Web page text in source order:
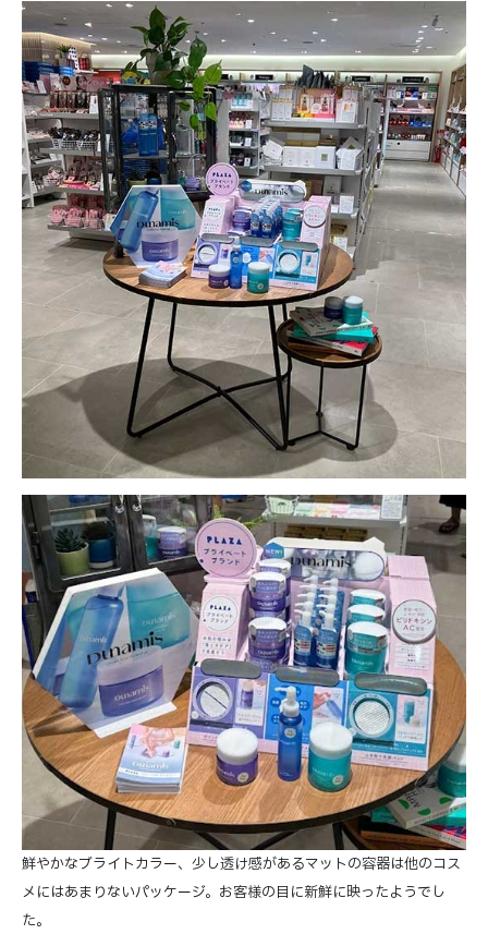
鮮やかなブライトカラー、少し透け感があるマットの容器は他のコス
メにはあまりないパッケージ。お客様の目に新鮮に映ったようでし
た。